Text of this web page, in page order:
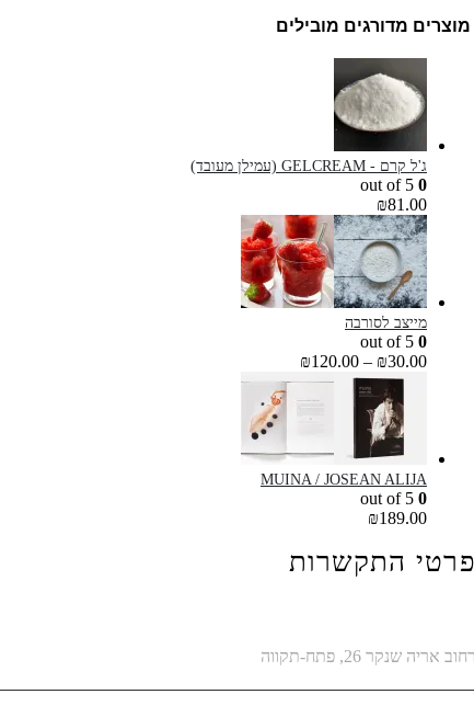
מוצרים מדורגים מובילים
ג'ל קרם - GELCREAM (עמילן מעובד)
0
₪81.00
מייצב לסורבה
0
₪30.00
–
₪120.00
MUINA / JOSEAN ALIJA
0
₪189.00
התקשרות
אריה שנקר 26, פתח-תקווה